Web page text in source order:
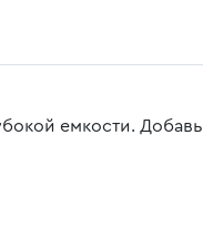
емкости.